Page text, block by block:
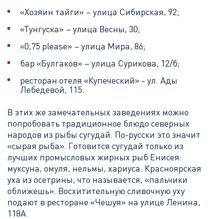
«Хозяин тайги» – улица Сибирская, 92;
«Тунгуска» – улица Весны, 30;
«0,75 please» – улица Мира, 86;
бар «Булгаков» – улица Сурикова, 12/б;
ресторан отеля «Купеческий» - ул. Ады
Лебедевой, 115.
В этих же замечательных заведениях можно
попробовать традиционное блюдо северных
народов из рыбы сугудай. По-русски это значит
«сырая рыба». Готовится сугудай только из
лучших промысловых жирных рыб Енисея:
муксуна, омуля, нельмы, хариуса. Красноярская
уха из осетрины, что называется, «пальчики
оближешь». Восхитительную сливочную уху
подают в ресторане «Чешуя» на улице Ленина,
118А.